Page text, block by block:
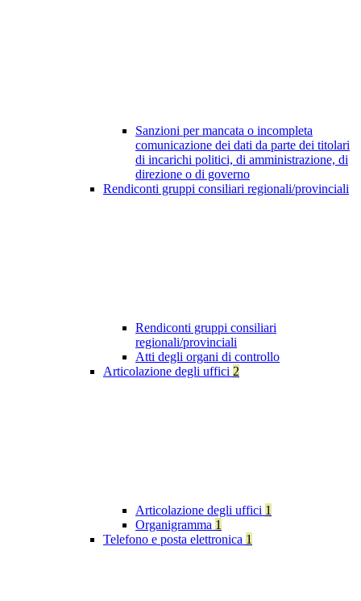
Sanzioni per mancata o incompleta
comunicazione dei dati da parte dei titolari
di incarichi politici, di amministrazione, di
direzione o di governo
Rendiconti gruppi consiliari regionali/provinciali
Rendiconti gruppi consiliari
regionali/provinciali
Atti degli organi di controllo
Articolazione degli uffici 2
Articolazione degli uffici 1
Organigramma 1
Telefono e posta elettronica 1